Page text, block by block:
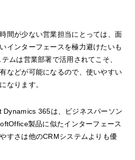
間が少ない営業担当にとっては、面
インターフェースを極力避けたいも
ムは営業部署で活用されてこそ、
などが可能になるので、使いやすい
なります。
Dynamics 365は、ビジネスパーソン
製品に似たインターフェース
すさは他のCRMシステムよりも優